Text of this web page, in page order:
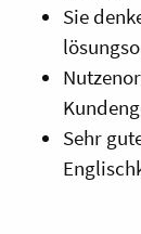
Sie
Sehr